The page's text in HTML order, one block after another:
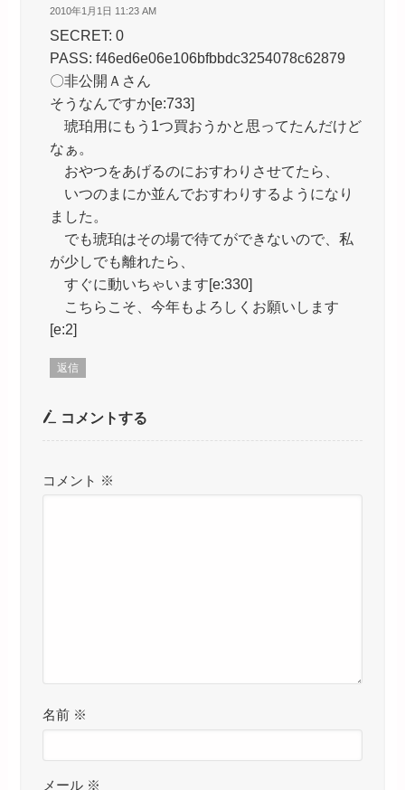
2010年1月1日 11:23 AM
SECRET: 0
PASS: f46ed6e06e106bfbbdc3254078c62879
〇非公開Ａさん
そうなんですか[e:733]
琥珀用にもう1つ買おうかと思ってたんだけど
なぁ。
おやつをあげるのにおすわりさせてたら、
いつのまにか並んでおすわりするようになり
ました。
でも琥珀はその場で待てができないので、私
が少しでも離れたら、
すぐに動いちゃいます[e:330]
こちらこそ、今年もよろしくお願いします
[e:2]
返信
コメントする
コメント ※
名前 ※
メール ※